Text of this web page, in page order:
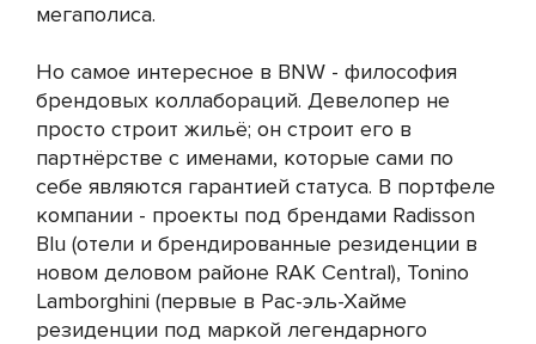
мегаполиса.
Но самое интересное в BNW - философия
брендовых коллабораций. Девелопер не
просто строит жильё; он строит его в
партнёрстве с именами, которые сами по
себе являются гарантией статуса. В портфеле
компании - проекты под брендами Radisson
Blu (отели и брендированные резиденции в
новом деловом районе RAK Central), Tonino
Lamborghini (первые в Рас-эль-Хайме
резиденции под маркой легендарного